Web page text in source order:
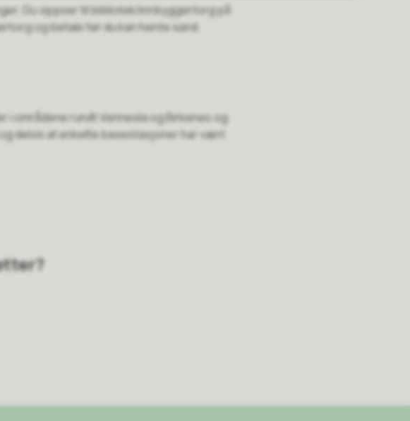
Du vippser til bibliotek/innbyggertorg på
og betale før du kan hente sand.
i områdene rundt Vennesla og Birkenes og
delvis at enkelte basestasjoner har vært